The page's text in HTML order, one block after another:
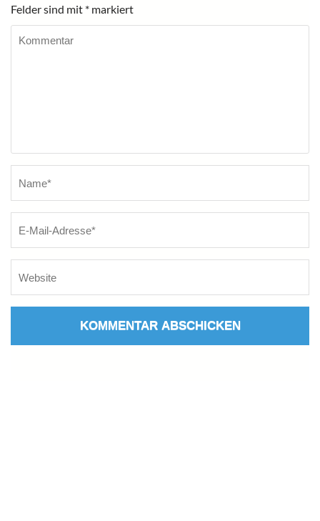
Felder sind mit * markiert